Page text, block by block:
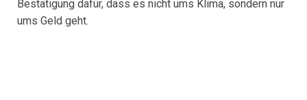
Bestätigung dafür, dass es nicht ums Klima, sondern nur
ums Geld geht.